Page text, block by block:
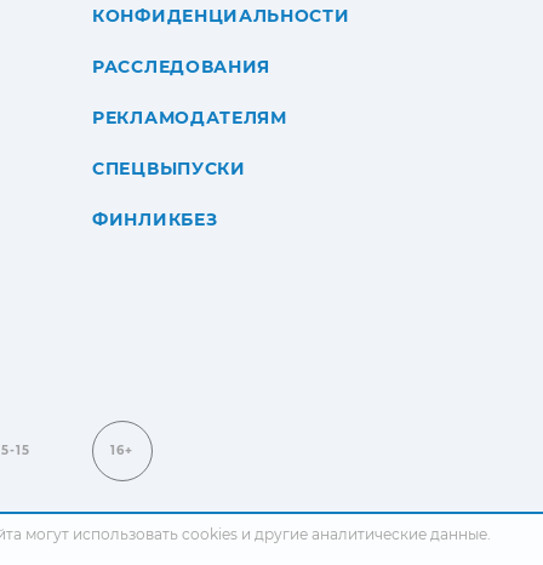
КОНФИДЕНЦИАЛЬНОСТИ
РАССЛЕДОВАНИЯ
РЕКЛАМОДАТЕЛЯМ
СПЕЦВЫПУСКИ
ФИНЛИКБЕЗ
15 16+
могут использовать cookies и другие аналитические данные.